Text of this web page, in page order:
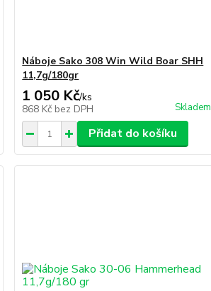
Náboje Sako 308 Win Wild Boar SHH
11,7g/180gr
1 050 Kč/ks
868 Kč bez DPH Skladem
Přidat do košíku